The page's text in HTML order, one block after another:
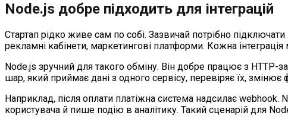
Node.js добре підходить для інтеграцій
Стартап рідко живе сам по собі. Зазвичай потрібно
рекламні кабінети, маркетингові платформи. Кожна
Node.js зручний для такого обміну. Він добре працює з
шар, який приймає дані з одного сервісу, перевіряє їх, змінює
Наприклад, після оплати платіжна система надсилає
користувача й пише подію в аналітику. Такий сценарій для